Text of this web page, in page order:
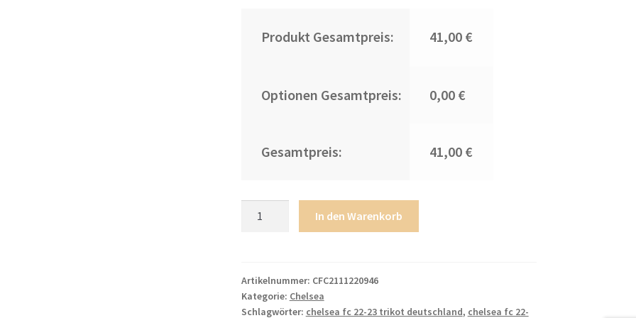
Produkt Gesamtpreis: 41,00 €
Optionen Gesamtpreis: 0,00 €
Gesamtpreis: 41,00 €
22-
23
Heimtrikot
In den Warenkorb
Artikelnummer: CFC2111220946
Kategorie: Chelsea
Schlagwörter: chelsea fc 22-23 trikot deutschland, chelsea fc 22-